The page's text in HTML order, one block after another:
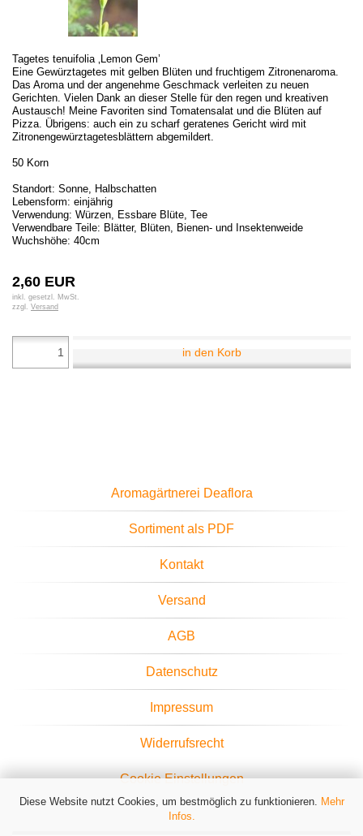
Diese Website nutzt Cookies, um bestmöglich zu funktionieren. Mehr
Infos.
Tagetes tenuifolia ‚Lemon Gem’
Eine Gewürztagetes mit gelben Blüten und fruchtigem Zitronenaroma.
Das Aroma und der angenehme Geschmack verleiten zu neuen
Gerichten. Vielen Dank an dieser Stelle für den regen und kreativen
Austausch! Meine Favoriten sind Tomatensalat und die Blüten auf
Pizza. Übrigens: auch ein zu scharf geratenes Gericht wird mit
Zitronengewürztagetesblättern abgemildert.
50 Korn
Standort: Sonne, Halbschatten
Lebensform: einjährig
Verwendung: Würzen, Essbare Blüte, Tee
Verwendbare Teile: Blätter, Blüten, Bienen- und Insektenweide
Wuchshöhe: 40cm
2,60 EUR
inkl. gesetzl. MwSt.
zzgl. Versand
in den Korb
Aromagärtnerei Deaflora
Sortiment als PDF
Kontakt
Versand
AGB
Datenschutz
Impressum
Widerrufsrecht
Cookie Einstellungen